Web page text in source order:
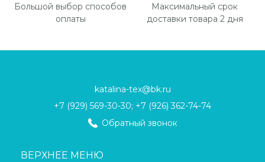
Большой выбор способов
оплаты
Максимальный срок
доставки товара 2 дня
katalina-tex@bk.ru
+7 (929) 569-30-30; +7 (926) 362-74-74
Обратный звонок
ВЕРХНЕЕ МЕНЮ